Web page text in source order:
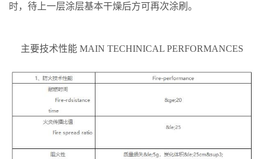
时，待上一层涂层基本干燥后方可再次涂刷。
主要技术性能 MAIN TECHINICAL PERFORMANCES